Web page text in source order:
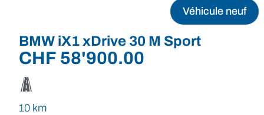
Véhicule neuf
BMW iX1 xDrive 30 M Sport
CHF 58'900.00
10 km